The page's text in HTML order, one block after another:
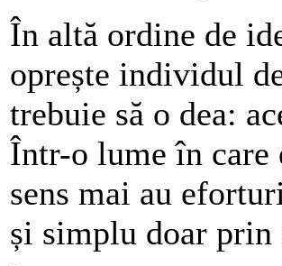
În altă ordine de
oprește individul
trebuie să o dea:
Într-o lume în care
sens mai au
și simplu doar